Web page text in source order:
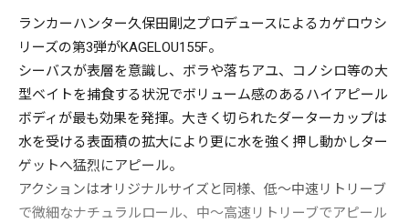
ランカーハンター久保田剛之プロデュースによるカゲロウシ
リーズの第3弾がKAGELOU155F。
シーバスが表層を意識し、ボラや落ちアユ、コノシロ等の大
型ベイトを捕食する状況でボリューム感のあるハイアピール
ボディが最も効果を発揮。大きく切られたダーターカップは
水を受ける表面積の拡大により更に水を強く押し動かしター
ゲットへ猛烈にアピール。
アクションはオリジナルサイズと同様、低～中速リトリーブ
で微細なナチュラルロール、中～高速リトリーブでアピール